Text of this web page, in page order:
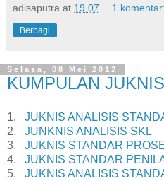
adisaputra at 19.07 1 komentar:
Berbagi
Selasa, 08 Mei 2012
KUMPULAN
1. JUKNIS ANALISIS
2. JUNKNIS ANALISIS SKL
3. JUKNIS STANDAR
4. JUKNIS STANDAR
5.
JUKNIS ANALISIS